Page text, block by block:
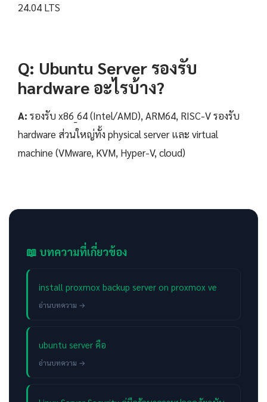
24.04 LTS
Q: Ubuntu Server รองรับ
hardware อะไรบ้าง?
A: รองรับ x86_64 (Intel/AMD), ARM64, RISC-V รองรับ
hardware ส่วนใหญ่ทั้ง physical server และ virtual
machine (VMware, KVM, Hyper-V, cloud)
📖 บทความที่เกี่ยวข้อง
install proxmox backup server on proxmox ve
อ่านบทความ →
ubuntu server คือ
อ่านบทความ →